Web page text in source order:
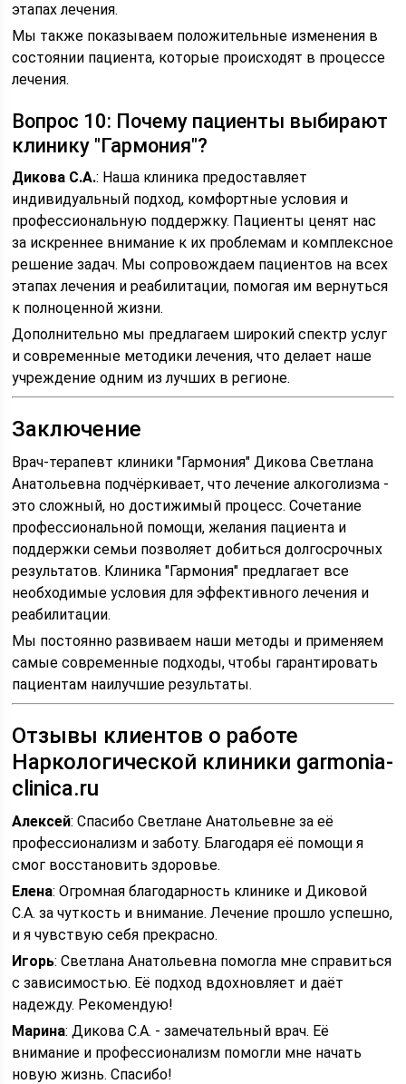
этапах лечения.
Мы также показываем положительные изменения в
состоянии пациента, которые происходят в процессе
лечения.
Вопрос 10: Почему пациенты выбирают
клинику "Гармония"?
Дикова С.А.: Наша клиника предоставляет
индивидуальный подход, комфортные условия и
профессиональную поддержку. Пациенты ценят нас
за искреннее внимание к их проблемам и комплексное
решение задач. Мы сопровождаем пациентов на всех
этапах лечения и реабилитации, помогая им вернуться
к полноценной жизни.
Дополнительно мы предлагаем широкий спектр услуг
и современные методики лечения, что делает наше
учреждение одним из лучших в регионе.
Заключение
Врач-терапевт клиники "Гармония" Дикова Светлана
Анатольевна подчёркивает, что лечение алкоголизма -
это сложный, но достижимый процесс. Сочетание
профессиональной помощи, желания пациента и
поддержки семьи позволяет добиться долгосрочных
результатов. Клиника "Гармония" предлагает все
необходимые условия для эффективного лечения и
реабилитации.
Мы постоянно развиваем наши методы и применяем
самые современные подходы, чтобы гарантировать
пациентам наилучшие результаты.
Отзывы клиентов о работе
Наркологической клиники garmonia-
clinica.ru
Алексей: Спасибо Светлане Анатольевне за её
профессионализм и заботу. Благодаря её помощи я
смог восстановить здоровье.
Елена: Огромная благодарность клинике и Диковой
С.А. за чуткость и внимание. Лечение прошло успешно,
и я чувствую себя прекрасно.
Игорь: Светлана Анатольевна помогла мне справиться
с зависимостью. Её подход вдохновляет и даёт
надежду. Рекомендую!
Марина: Дикова С.А. - замечательный врач. Её
внимание и профессионализм помогли мне начать
новую жизнь. Спасибо!